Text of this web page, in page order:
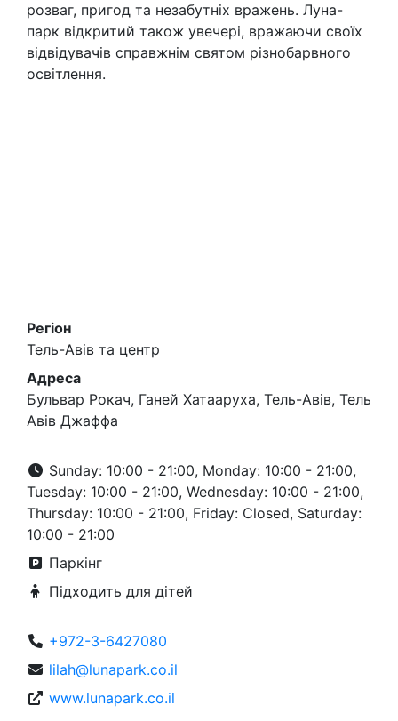
розваг, пригод та незабутніх вражень. Луна-
парк відкритий також увечері, вражаючи своїх
відвідувачів справжнім святом різнобарвного
освітлення.
Регіон
Тель-Авів та центр
Адреса
Бульвар Рокач, Ганей Хатааруха, Тель-Авів, Тель
Авів Джаффа
Sunday: 10:00 - 21:00, Monday: 10:00 - 21:00,
Tuesday: 10:00 - 21:00, Wednesday: 10:00 - 21:00,
Thursday: 10:00 - 21:00, Friday: Closed, Saturday:
10:00 - 21:00
Паркінг
Підходить для дітей
+972-3-6427080
lilah@lunapark.co.il
www.lunapark.co.il